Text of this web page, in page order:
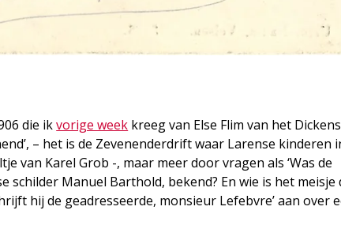
die ikvorige week kreeg van Else Flim van het
– het is de Zevenenderdrift waar Larense kinderen
van Karel Grob -, maar meer door vragen als ‘Was de
schilder Manuel Barthold, bekend? En wie is het meisje
hij de geadresseerde, monsieur Lefebvre’ aan over